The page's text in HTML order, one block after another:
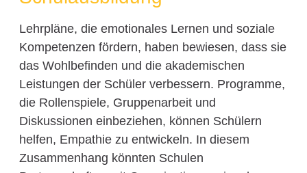
Lehrpläne, die emotionales Lernen und soziale
Kompetenzen fördern, haben bewiesen, dass sie
das Wohlbefinden und die akademischen
Leistungen der Schüler verbessern. Programme,
die Rollenspiele, Gruppenarbeit und
Diskussionen einbeziehen, können Schülern
helfen, Empathie zu entwickeln. In diesem
Zusammenhang könnten Schulen